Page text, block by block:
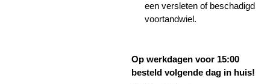
een versleten of beschadigd
voortandwiel.
Op werkdagen voor 15:00
besteld volgende dag in huis!